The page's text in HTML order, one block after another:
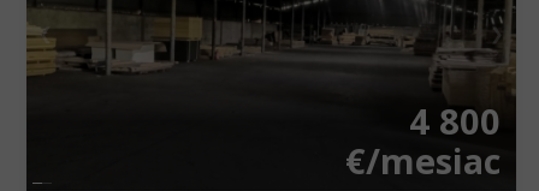
❮ ❯
4 800
€/mesiac